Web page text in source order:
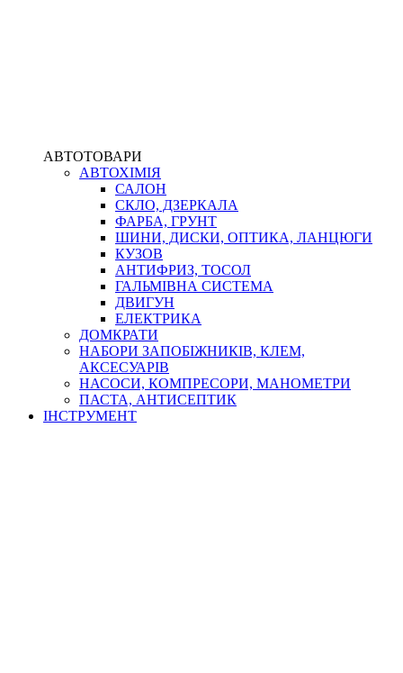
АВТОТОВАРИ
АВТОХІМІЯ
САЛОН
СКЛО, ДЗЕРКАЛА
ФАРБА, ГРУНТ
ШИНИ, ДИСКИ, ОПТИКА, ЛАНЦЮГИ
КУЗОВ
АНТИФРИЗ, ТОСОЛ
ГАЛЬМІВНА СИСТЕМА
ДВИГУН
ЕЛЕКТРИКА
ДОМКРАТИ
НАБОРИ ЗАПОБІЖНИКІВ, КЛЕМ,
АКСЕСУАРІВ
НАСОСИ, КОМПРЕСОРИ, МАНОМЕТРИ
ПАСТА, АНТИСЕПТИК
ІНСТРУМЕНТ